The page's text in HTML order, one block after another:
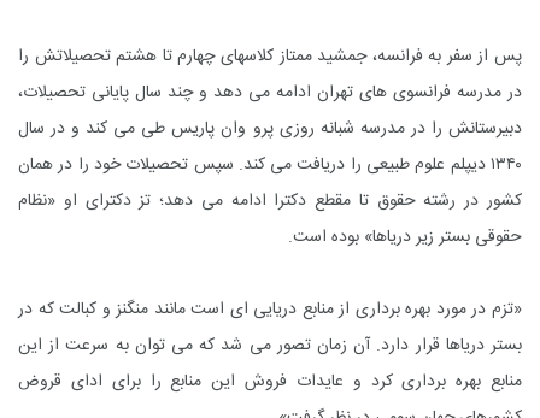
پس از سفر به فرانسه، جمشید ممتاز کلاسهاى چهارم تا هشتم تحصیلاتش را
در مدرسه فرانسوى هاى تهران ادامه مى دهد و چند سال پایانى تحصیلات،
دبیرستانش را در مدرسه شبانه روزى پرو وان پاریس طى مى کند و در سال
۱۳۴۰ دیپلم علوم طبیعى را دریافت می کند. سپس تحصیلات خود را در همان
کشور در رشته حقوق تا مقطع دکترا ادامه مى دهد؛ تز دکتراى او «نظام
حقوقى بستر زیر دریاها» بوده است.
«تزم در مورد بهره بردارى از منابع دریایی اى است مانند منگنز و کبالت که در
بستر دریاها قرار دارد. آن زمان تصور مى شد که مى توان به سرعت از این
منابع بهره بردارى کرد و عایدات فروش این منابع را براى اداى قروض